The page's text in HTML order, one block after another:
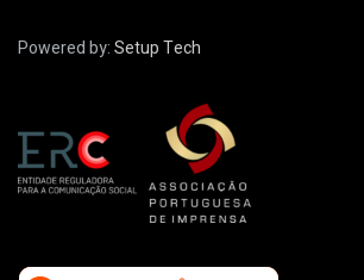
Powered by:Setup Tech